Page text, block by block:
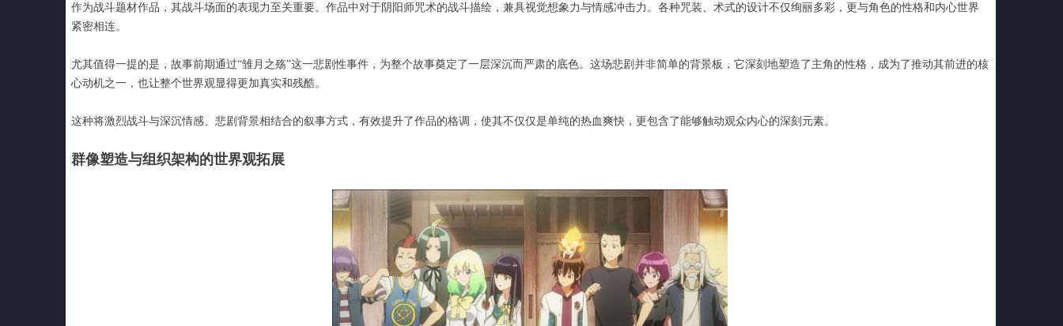
作为战斗题材作品，其战斗场面的表现力至关重要。作品中对于阴阳师咒术的战斗描绘，兼具视觉想象力与情感冲击力。各种咒装、术式的设计不仅绚丽多彩，更与角色的性格和内心世界
紧密相连。
尤其值得一提的是，故事前期通过“雏月之殇”这一悲剧性事件，为整个故事奠定了一层深沉而严肃的底色。这场悲剧并非简单的背景板，它深刻地塑造了主角的性格，成为了推动其前进的核
心动机之一，也让整个世界观显得更加真实和残酷。
这种将激烈战斗与深沉情感、悲剧背景相结合的叙事方式，有效提升了作品的格调，使其不仅仅是单纯的热血爽快，更包含了能够触动观众内心的深刻元素。
群像塑造与组织架构的世界观拓展